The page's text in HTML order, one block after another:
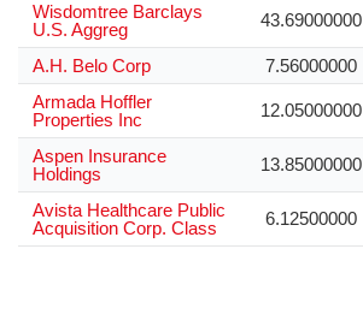
Wisdomtree Barclays
U.S. Aggreg
43.69000000
A.H. Belo Corp
7.56000000
Armada Hoffler
Properties Inc
12.05000000
Aspen Insurance
Holdings
13.85000000
Avista Healthcare Public
Acquisition Corp. Class
6.12500000